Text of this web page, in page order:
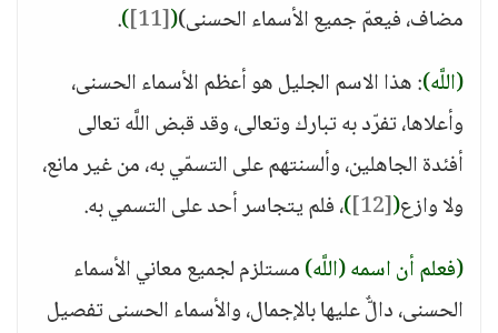
مضاف، فيعمّ جميع الأسماء الحسنى)(
[11]
)
.
(اللَّه): هذا الاسم الجليل هو أعظم الأسماء الحسنى،
وأعلاها، تفرّد به تبارك وتعالى، وقد قبض اللَّه تعالى
أفئدة الجاهلين، وألسنتهم على التسمّي به، من غير مانع،
ولا وازع(
[12]
)، فلم يتجاسر أحد على التسمي به.
(فعلم أن اسمه (اللَّه)مستلزم لجميع معاني الأسماء
الحسنى، دالٌّ عليها بالإجمال، والأسماء الحسنى تفصيل